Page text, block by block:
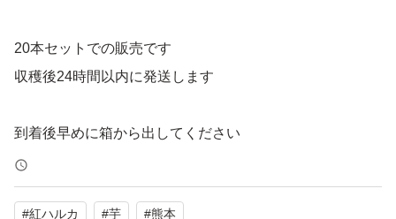
20本セットでの販売です
収穫後24時間以内に発送します
到着後早めに箱から出してください
紅はるかは、甘くてしっとりした食感が特徴のサツマイモ
#紅ハルカ #芋 #熊本